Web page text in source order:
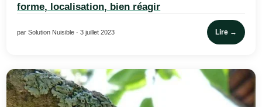
forme, localisation, bien réagir
par Solution Nuisible · 3 juillet 2023 Lire →